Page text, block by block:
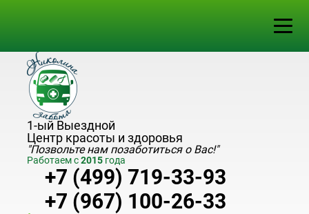
1-ый Выездной
Центр красоты и здоровья
"Позвольте нам позаботиться о Вас!"
Работаем с2015 года
+7 (499) 719-33-93
+7 (967) 100-26-33